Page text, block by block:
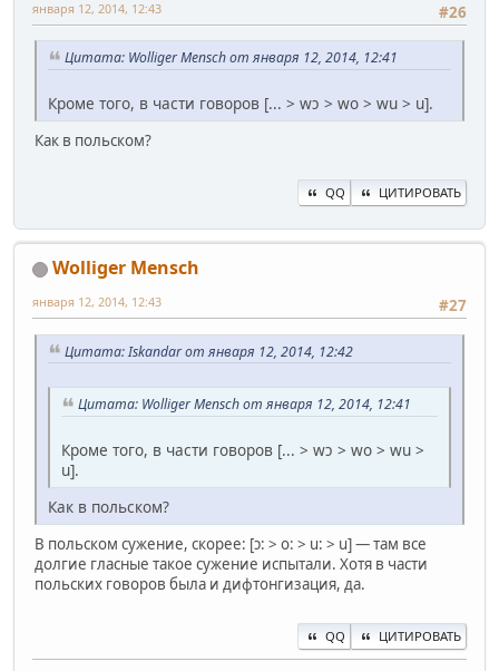
#26
января 12, 2014, 12:43
Цитата: Wolliger Mensch от января 12, 2014, 12:41
Кроме того, в части говоров [... > wɔ > wo > wu > u].
Как в польском?
QQ ЦИТИРОВАТЬ
Wolliger Mensch
#27
января 12, 2014, 12:43
Цитата: Iskandar от января 12, 2014, 12:42
Цитата: Wolliger Mensch от января 12, 2014, 12:41
Кроме того, в части говоров [... > wɔ > wo > wu >
u].
Как в польском?
В польском сужение, скорее: [ɔ: > o: > u: > u] — там все
долгие гласные такое сужение испытали. Хотя в части
польских говоров была и дифтонгизация, да.
QQ ЦИТИРОВАТЬ